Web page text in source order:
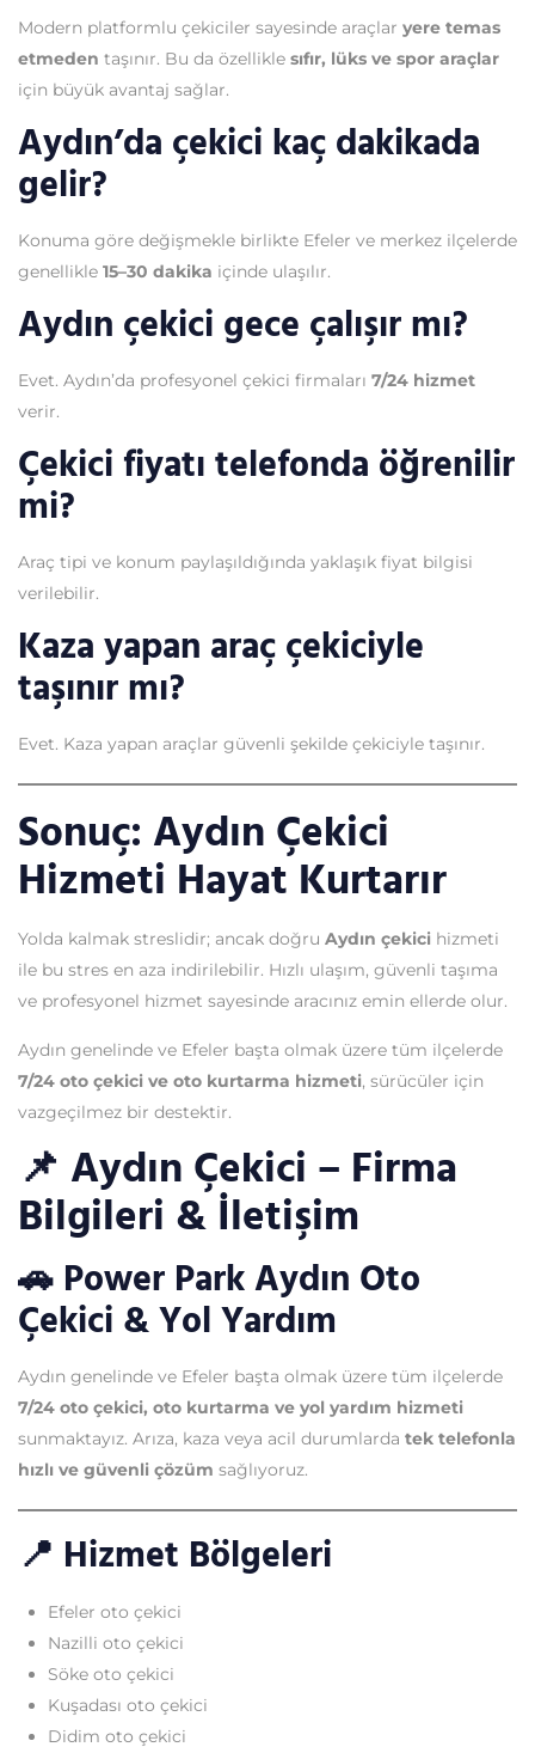
Modern platformlu çekiciler sayesinde araçlar yere temas
etmeden taşınır. Bu da özellikle sıfır, lüks ve spor araçlar
için büyük avantaj sağlar.
Aydın’da çekici kaç dakikada
gelir?
Konuma göre değişmekle birlikte Efeler ve merkez ilçelerde
genellikle 15–30 dakika içinde ulaşılır.
Aydın çekici gece çalışır mı?
Evet. Aydın’da profesyonel çekici firmaları 7/24 hizmet
verir.
Çekici fiyatı telefonda öğrenilir
mi?
Araç tipi ve konum paylaşıldığında yaklaşık fiyat bilgisi
verilebilir.
Kaza yapan araç çekiciyle
taşınır mı?
Evet. Kaza yapan araçlar güvenli şekilde çekiciyle taşınır.
Sonuç: Aydın Çekici
Hizmeti Hayat Kurtarır
Yolda kalmak streslidir; ancak doğru Aydın çekici hizmeti
ile bu stres en aza indirilebilir. Hızlı ulaşım, güvenli taşıma
ve profesyonel hizmet sayesinde aracınız emin ellerde olur.
Aydın genelinde ve Efeler başta olmak üzere tüm ilçelerde
7/24 oto çekici ve oto kurtarma hizmeti, sürücüler için
vazgeçilmez bir destektir.
📌 Aydın Çekici – Firma
Bilgileri & İletişim
🚗 Power Park Aydın Oto
Çekici & Yol Yardım
Aydın genelinde ve Efeler başta olmak üzere tüm ilçelerde
7/24 oto çekici, oto kurtarma ve yol yardım hizmeti
sunmaktayız. Arıza, kaza veya acil durumlarda tek telefonla
hızlı ve güvenli çözüm sağlıyoruz.
📍 Hizmet Bölgeleri
Efeler oto çekici
Nazilli oto çekici
Söke oto çekici
Kuşadası oto çekici
Didim oto çekici